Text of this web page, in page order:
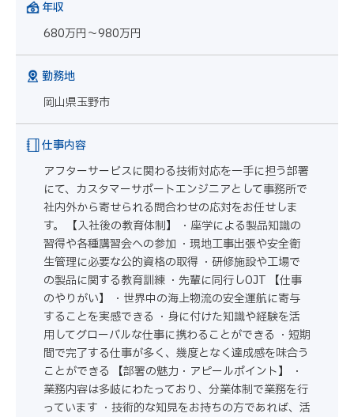
年収
680万円～980万円
勤務地
岡山県玉野市
仕事内容
アフターサービスに関わる技術対応を一手に担う部署
にて、カスタマーサポートエンジニアとして事務所で
社内外から寄せられる問合わせの応対をお任せしま
す。 【入社後の教育体制】 ・座学による製品知識の
習得や各種講習会への参加 ・現地工事出張や安全衛
生管理に必要な公的資格の取得 ・研修施設や工場で
の製品に関する教育訓練 ・先輩に同行しOJT 【仕事
のやりがい】 ・世界中の海上物流の安全運航に寄与
することを実感できる ・身に付けた知識や経験を活
用してグローバルな仕事に携わることができる ・短期
間で完了する仕事が多く、幾度となく達成感を味合う
ことができる 【部署の魅力・アピールポイント】 ・
業務内容は多岐にわたっており、分業体制で業務を行
っています ・技術的な知見をお持ちの方であれば、活